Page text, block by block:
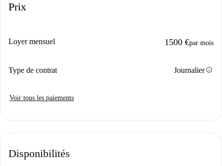
Prix
Loyer mensuel 1500 €par mois
Type de contrat Journalierinfo
Voir tous les paiements
Disponibilités